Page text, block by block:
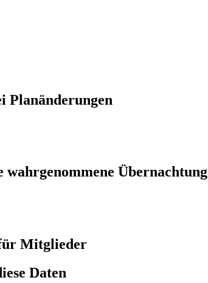
Planänderungen
Übernachtung
Mitglieder
Daten